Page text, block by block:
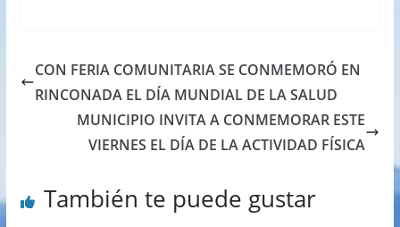
CON FERIA COMUNITARIA SE CONMEMORÓ EN
RINCONADA EL DÍA MUNDIAL DE LA SALUD
MUNICIPIO INVITA A CONMEMORAR ESTE
VIERNES EL DÍA DE LA ACTIVIDAD FÍSICA
También te puede gustar